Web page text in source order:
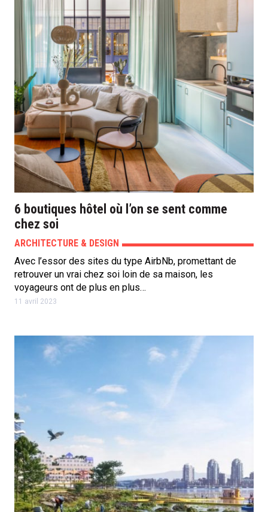
6 boutiques hôtel où l’on se sent comme
chez soi
ARCHITECTURE & DESIGN
Avec l’essor des sites du type AirbNb, promettant de
retrouver un vrai chez soi loin de sa maison, les
voyageurs ont de plus en plus…
11 avril 2023